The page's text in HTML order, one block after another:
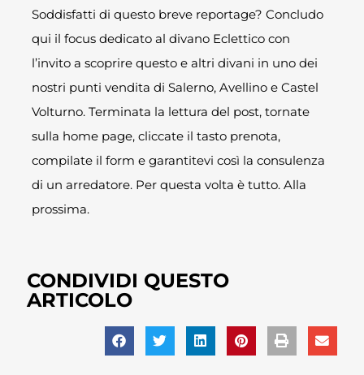
Soddisfatti di questo breve reportage? Concludo
qui il focus dedicato al divano Eclettico con
l’invito a scoprire questo e altri divani in uno dei
nostri punti vendita di Salerno, Avellino e Castel
Volturno. Terminata la lettura del post, tornate
sulla home page, cliccate il tasto prenota,
compilate il form e garantitevi così la consulenza
di un arredatore. Per questa volta è tutto. Alla
prossima.
CONDIVIDI QUESTO
ARTICOLO